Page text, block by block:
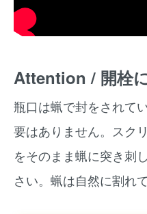
Attention / 開栓
瓶口は蝋で封をされて
要はありません。スク
をそのまま蝋に突き刺
さい。蝋は自然に割れ